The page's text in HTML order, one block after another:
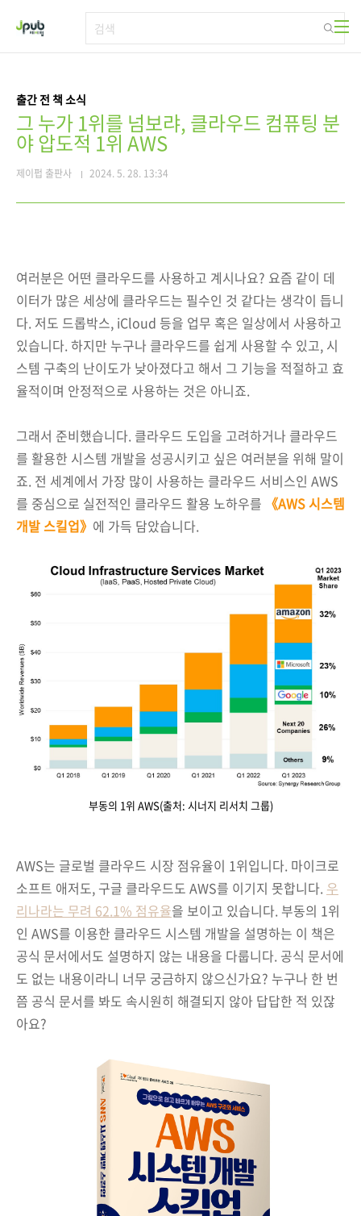
출간 전 책 소식
그 누가 1위를 넘보랴, 클라우드 컴퓨팅 분
야 압도적 1위 AWS
제이펍 출판사 2024. 5. 28. 13:34
여러분은 어떤 클라우드를 사용하고 계시나요? 요즘 같이 데
이터가 많은 세상에 클라우드는 필수인 것 같다는 생각이 듭니
다. 저도 드롭박스, iCloud 등을 업무 혹은 일상에서 사용하고
있습니다. 하지만 누구나 클라우드를 쉽게 사용할 수 있고, 시
스템 구축의 난이도가 낮아졌다고 해서 그 기능을 적절하고 효
율적이며 안정적으로 사용하는 것은 아니죠.
그래서 준비했습니다. 클라우드 도입을 고려하거나 클라우드
를 활용한 시스템 개발을 성공시키고 싶은 여러분을 위해 말이
죠. 전 세계에서 가장 많이 사용하는 클라우드 서비스인 AWS
를 중심으로 실전적인 클라우드 활용 노하우를 《AWS 시스템
개발 스킬업》 에 가득 담았습니다.
부동의 1위 AWS(출처: 시너지 리서치 그룹)
AWS는 글로벌 클라우드 시장 점유율이 1위입니다. 마이크로
소프트 애저도, 구글 클라우드도 AWS를 이기지 못합니다. 우
리나라는 무려 62.1% 점유율을 보이고 있습니다. 부동의 1위
인 AWS를 이용한 클라우드 시스템 개발을 설명하는 이 책은
공식 문서에서도 설명하지 않는 내용을 다룹니다. 공식 문서에
도 없는 내용이라니 너무 궁금하지 않으신가요? 누구나 한 번
쯤 공식 문서를 봐도 속시원히 해결되지 않아 답답한 적 있잖
아요?